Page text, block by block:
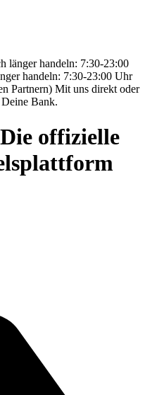
länger handeln: 7:30-23:00
handeln: 7:30-23:00 Uhr
Partnern) Mit uns direkt oder
Bank.
offizielle